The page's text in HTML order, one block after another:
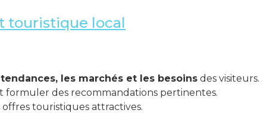
touristique local
les marchés et les besoins des visiteurs.
formuler des recommandations pertinentes.
touristiques attractives.